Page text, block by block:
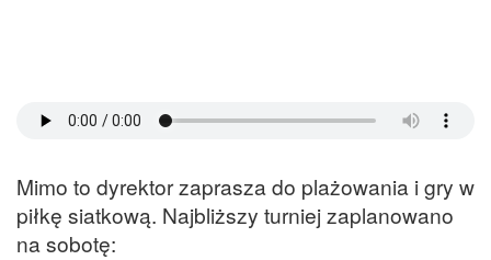
Mimo to dyrektor zaprasza do plażowania i gry w
piłkę siatkową. Najbliższy turniej zaplanowano
na sobotę: